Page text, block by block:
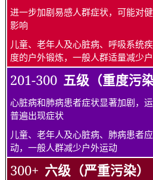
进一步加剧易感人群症状，可能对
影响
儿童、老年人及心脏病、呼吸系统
度的户外锻炼，一般人群适量减少
201-300 五级（重度污染
心脏病和肺病患者症状显著加剧，
普遍出现症状
儿童、老年人及心脏病、肺病患者
动，一般人群减少户外运动
300+ 六级（严重污染）